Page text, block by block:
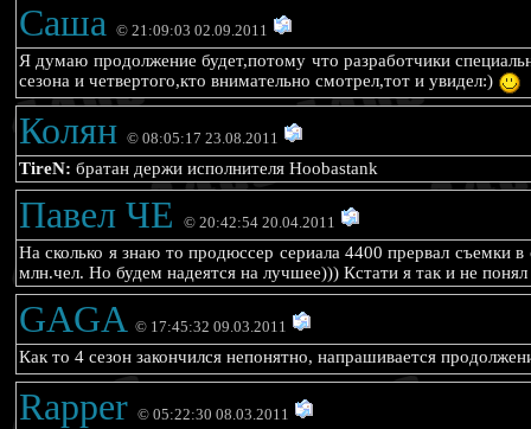
Саша © 21:09:03 02.09.2011
Я думаю продолжение будет,потому что разработчики
сезона и четвертого,кто внимательно смотрел,тот и увидел:)
Колян © 08:05:17 23.08.2011
TireN: братан держи исполнителя Hoobastank
Павел ЧЕ © 20:42:54 20.04.2011
На сколько я знаю то продюссер сериала 4400 прервал съемки
млн.чел. Но будем надеятся на лучшее))) Кстати я так и не
GAGA © 17:45:32 09.03.2011
Как то 4 сезон закончился непонятно, напрашивается
Rapper © 05:22:30 08.03.2011